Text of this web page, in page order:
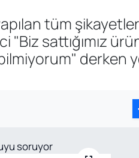
tüm
sattığımız
derken